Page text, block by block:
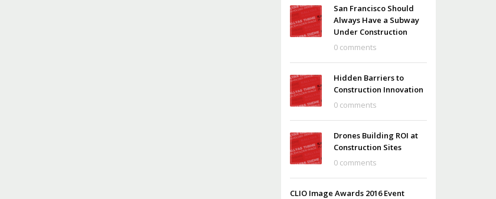
San Francisco Should
Always Have a Subway
Under Construction
0 comments
Hidden Barriers to
Construction Innovation
0 comments
Drones Building ROI at
Construction Sites
0 comments
CLIO Image Awards 2016 Event